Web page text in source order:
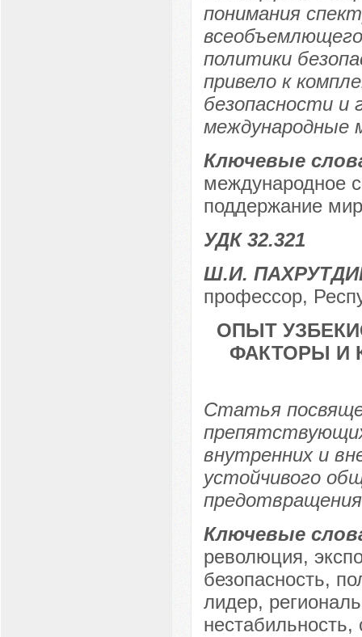
понимания
политики
привело к
безопасности и
международные
Ключевые
международное
поддержание
УДК 32.321
Ш.И.
профессор,
ОПЫТ
ФАКТОРЫ И
Статья
внутренних и
устойчивого
Ключевые
революция,
безопасность,
лидер,
нестабильность,